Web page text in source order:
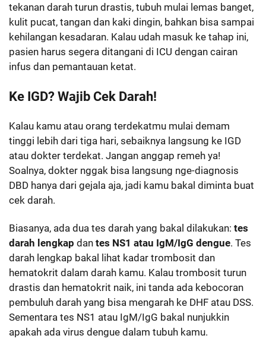
tekanan darah turun drastis, tubuh mulai lemas banget,
kulit pucat, tangan dan kaki dingin, bahkan bisa sampai
kehilangan kesadaran. Kalau udah masuk ke tahap ini,
pasien harus segera ditangani di ICU dengan cairan
infus dan pemantauan ketat.
Ke IGD? Wajib Cek Darah!
Kalau kamu atau orang terdekatmu mulai demam
tinggi lebih dari tiga hari, sebaiknya langsung ke IGD
atau dokter terdekat. Jangan anggap remeh ya!
Soalnya, dokter nggak bisa langsung nge-diagnosis
DBD hanya dari gejala aja, jadi kamu bakal diminta buat
cek darah.
Biasanya, ada dua tes darah yang bakal dilakukan: tes
darah lengkap dan tes NS1 atau IgM/IgG dengue. Tes
darah lengkap bakal lihat kadar trombosit dan
hematokrit dalam darah kamu. Kalau trombosit turun
drastis dan hematokrit naik, ini tanda ada kebocoran
pembuluh darah yang bisa mengarah ke DHF atau DSS.
Sementara tes NS1 atau IgM/IgG bakal nunjukkin
apakah ada virus dengue dalam tubuh kamu.